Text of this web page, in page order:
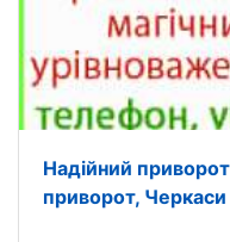
Надійний
приворот,